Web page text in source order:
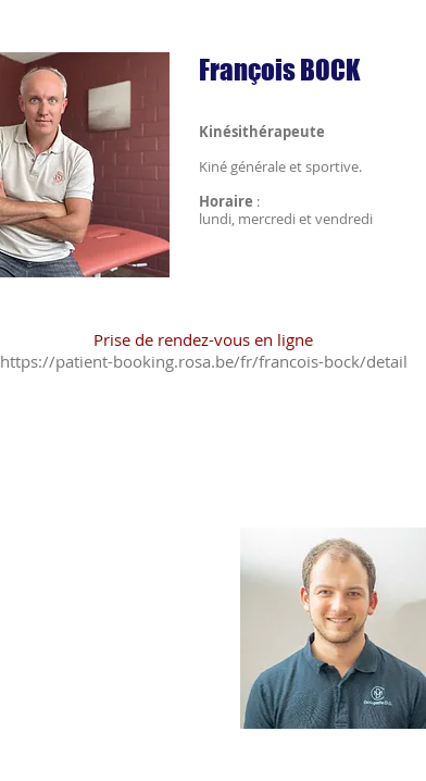
François BOCK
Kinésithérapeute
Kiné générale et sportive.
Horaire :
lundi, mercredi et
Prise de rendez-vous en ligne
https://patient-booking.rosa.be/fr/francois-bock/detail